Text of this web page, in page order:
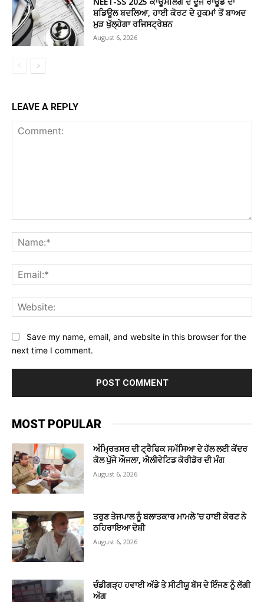
ਸ਼ਡਿਊਲ ਬਦਲਿਆ, ਹਾਈ ਕੋਰਟ ਦੇ ਹੁਕਮਾਂ ਤੋਂ ਬਾਅਦ
ਮੁੜ ਖੁੱਲ੍ਹੇਗਾ ਰਜਿਸਟ੍ਰੇਸ਼ਨ
August 6, 2026
LEAVE A REPLY
Save my name, email, and website in this browser for the
next time I comment.
MOST POPULAR
ਅੰਮ੍ਰਿਤਸਰ ਦੀ ਟ੍ਰੈਫਿਕ ਸਮੱਸਿਆ ਦੇ ਹੱਲ ਲਈ ਕੇਂਦਰ
ਕੋਲ ਪੁੱਜੇ ਔਜਲਾ, ਐਲੀਵੇਟਿਡ ਕੋਰੀਡੋਰ ਦੀ ਮੰਗ
August 6, 2026
ਤਰੁਣ ਤੇਜਪਾਲ ਨੂੰ ਬਲਾਤਕਾਰ ਮਾਮਲੇ ’ਚ ਹਾਈ ਕੋਰਟ ਨੇ
ਠਹਿਰਾਇਆ ਦੋਸ਼ੀ
August 6, 2026
ਚੰਡੀਗੜ੍ਹ ਹਵਾਈ ਅੱਡੇ ਤੇ ਸੀਟੀਯੂ ਬੱਸ ਦੇ ਇੰਜਣ ਨੂੰ ਲੱਗੀ
ਅੱਗ